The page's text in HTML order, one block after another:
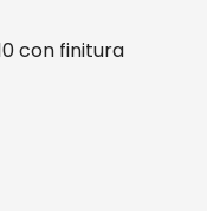
con finitura